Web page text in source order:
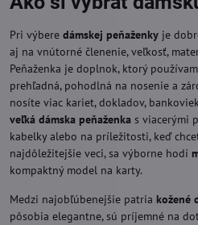
Pri výbere dámskej peňaženky je
aj na vnútorné členenie, veľkosť,
Peňaženka je doplnok, ktorý
prehľadná, pohodlná na nosenie a
nosíte viac kariet, dokladov,
veľká dámska peňaženka s viacerými
kabelky alebo na príležitosti, keď
najdôležitejšie veci, sa výborne hodí
kompaktný model na karty.
Medzi najobľúbenejšie patria kožené
pôsobia elegantne, sú príjemné na